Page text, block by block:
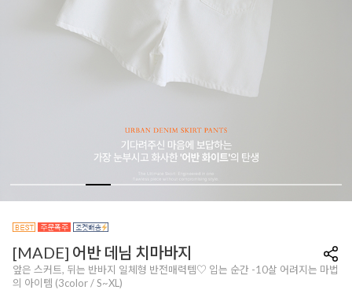
[MADE] 어반 데님 치마바지
앞은 스커트, 뒤는 반바지 일체형 반전매력템♡ 입는 순간 -10살 어려지는 마법
의 아이템 (3color / S~XL)